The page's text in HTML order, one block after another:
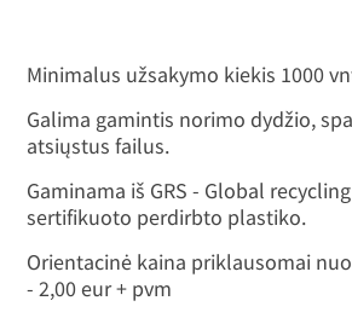
Minimalus užsakymo kiekis 1000
Galima gamintis norimo dydžio,
atsiųstus failus.
Gaminama iš GRS - Global
sertifikuoto perdirbto plastiko.
Orientacinė kaina priklausomai
- 2,00 eur + pvm